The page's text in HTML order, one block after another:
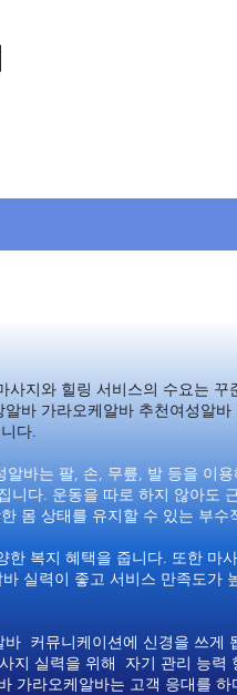
지와 힐링 서비스의 수요는 꾸
바 가라오케알바 추천여성알
다.
바는 팔, 손, 무릎, 발 등을 이
다. 운동을 따로 하지 않아도
몸 상태를 유지할 수 있는 부수
복지 혜택을 줍니다. 또한 마
실력이 좋고 서비스 만족도가
커뮤니케이션에 신경을 쓰게
지 실력을 위해 자기 관리 능력
가라오케알바는 고객 응대를